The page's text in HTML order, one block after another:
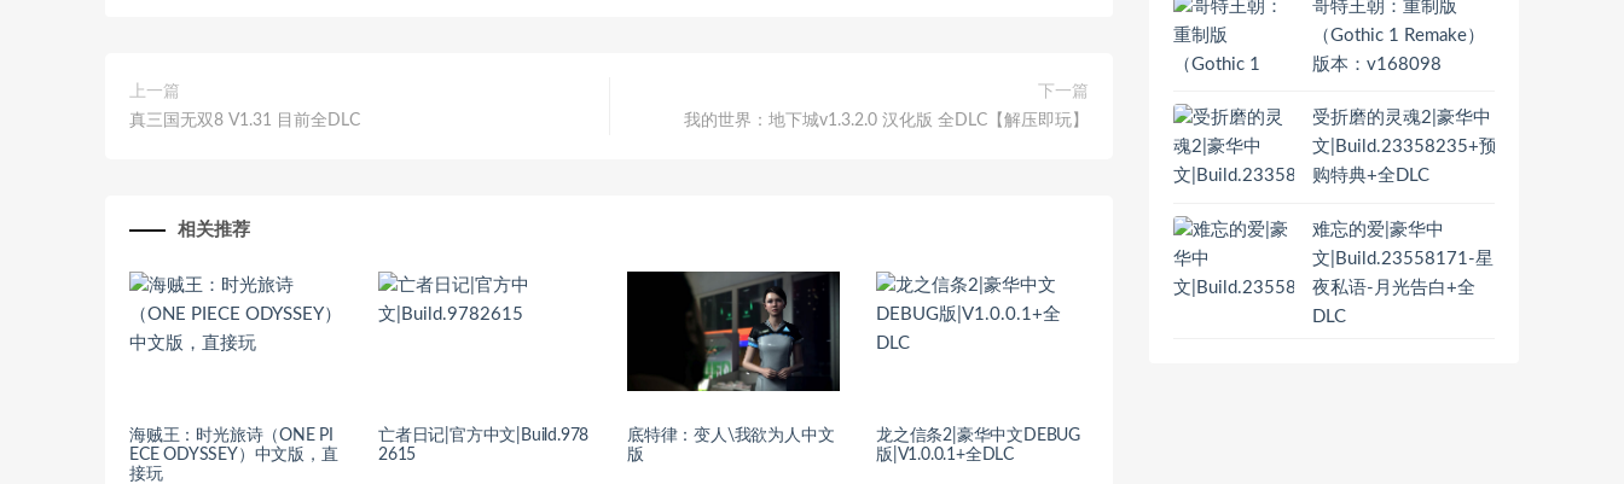
上一篇
真三国无双8 V1.31 目前全DLC
下一篇
我的世界：地下城v1.3.2.0 汉化版 全DLC【解压即玩】
相关推荐
海贼王：时光旅诗（ONE PI
ECE ODYSSEY）中文版，直
接玩
亡者日记|官方中文|Build.978
2615
底特律：变人\我欲为人中文
版
龙之信条2|豪华中文DEBUG
版|V1.0.0.1+全DLC
哥特王朝：重制版
（Gothic 1 Remake）
版本：v168098
受折磨的灵魂2|豪华中
文|Build.23358235+预
购特典+全DLC
难忘的爱|豪华中
文|Build.23558171-星
夜私语-月光告白+全
DLC